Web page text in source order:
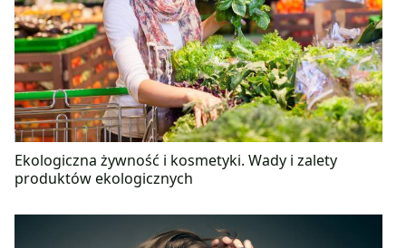
Ekologiczna żywność i kosmetyki. Wady i zalety
produktów ekologicznych